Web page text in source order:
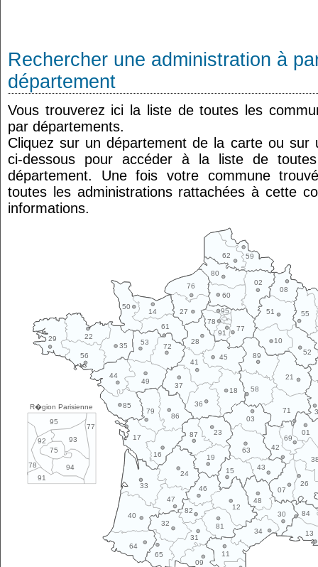
Rechercher une administration à
département
Vous trouverez ici la liste de toutes les
par départements.
Cliquez sur un département de la carte ou sur
ci-dessous pour accéder à la liste de
département. Une fois votre commune
toutes les administrations rattachées à cette
informations.
R�gion Parisienne
77
78
91
95
93
75
94
92
10
11
12
13
14
15
16
17
18
19
21
22
23
24
26
27
28
29
30
31
32
33
34
35
36
37
40
41
42
43
44
45
46
47
48
49
50
51
52
53
55
56
58
59
60
61
62
63
64
65
69
01
02
03
07
08
09
71
72
76
77
78
79
80
81
82 84
85
86
87
89
91
95